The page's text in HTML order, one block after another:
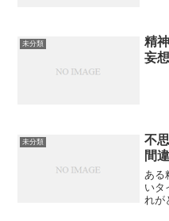
い」
未分類
精
妄
未分類
不
間
ある
いタ
れが